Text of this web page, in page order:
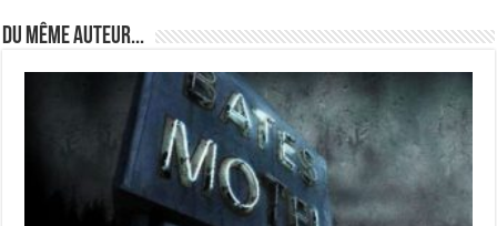
Du même auteur...